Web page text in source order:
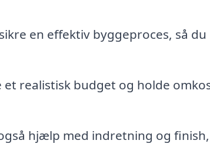
en effektiv byggeproces, så
et realistisk budget og holde
hjælp med indretning og finish,